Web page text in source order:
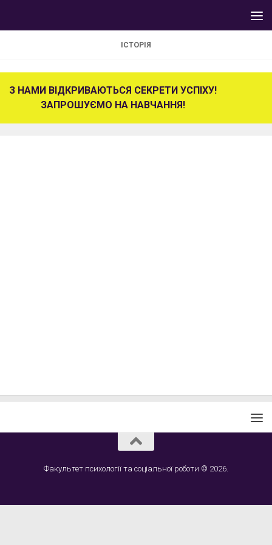
ІСТОРІЯ
З НАМИ ВІДКРИВАЮТЬСЯ СЕКРЕТИ УСПІХУ!
ЗАПРОШУЄМО НА НАВЧАННЯ!
Факультет психології та соціальної роботи © 2026.